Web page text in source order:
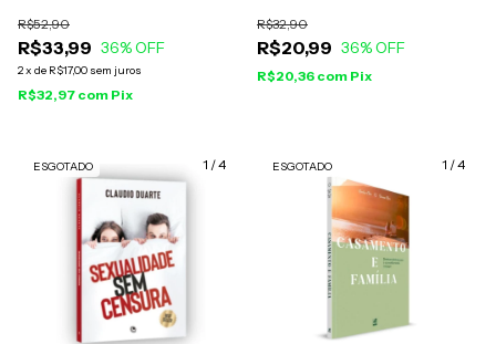
R$33,99
R$52,90
36% OFF
2x de R$17,00 sem juros
R$32,97 com Pix
R$20,99
R$32,90
36% OFF
R$20,36 com Pix
1 /4
ESGOTADO 1 /4
ESGOTADO